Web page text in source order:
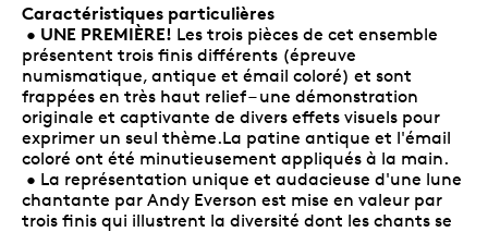
Caractéristiques particulières
• UNE PREMIÈRE! Les trois pièces de cet ensemble
présentent trois finis différents (épreuve
numismatique, antique et émail coloré) et sont
frappées en très haut relief – une démonstration
originale et captivante de divers effets visuels pour
exprimer un seul thème.La patine antique et l'émail
coloré ont été minutieusement appliqués à la main.
• La représentation unique et audacieuse d'une lune
chantante par Andy Everson est mise en valeur par
trois finis qui illustrent la diversité dont les chants se